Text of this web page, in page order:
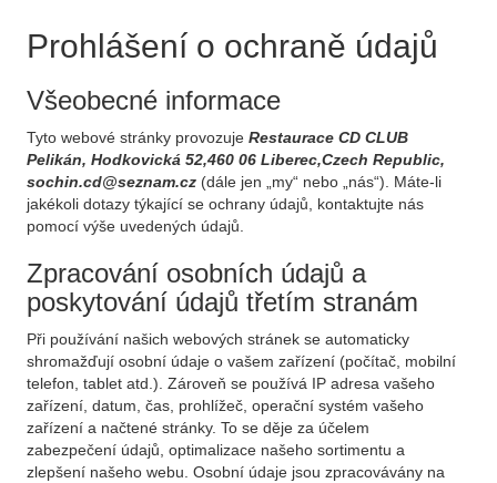
Prohlášení o ochraně údajů
Všeobecné informace
Tyto webové stránky provozuje Restaurace CD CLUB
Pelikán, Hodkovická 52,460 06 Liberec,Czech Republic,
sochin.cd@seznam.cz (dále jen „my“ nebo „nás“). Máte-li
jakékoli dotazy týkající se ochrany údajů, kontaktujte nás
pomocí výše uvedených údajů.
Zpracování osobních údajů a
poskytování údajů třetím stranám
Při používání našich webových stránek se automaticky
shromažďují osobní údaje o vašem zařízení (počítač, mobilní
telefon, tablet atd.). Zároveň se používá IP adresa vašeho
zařízení, datum, čas, prohlížeč, operační systém vašeho
zařízení a načtené stránky. To se děje za účelem
zabezpečení údajů, optimalizace našeho sortimentu a
zlepšení našeho webu. Osobní údaje jsou zpracovávány na